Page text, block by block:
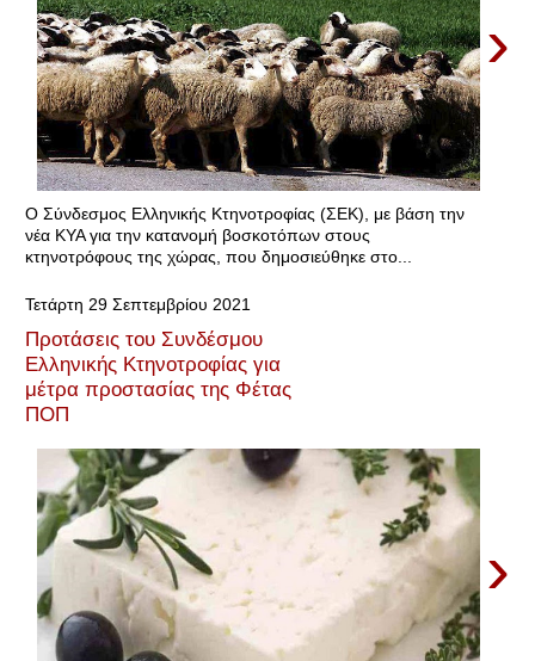
›
Ο Σύνδεσμος Ελληνικής Κτηνοτροφίας (ΣΕΚ), με βάση την
νέα ΚΥΑ για την κατανομή βοσκοτόπων στους
κτηνοτρόφους της χώρας, που δημοσιεύθηκε στο...
Τετάρτη 29 Σεπτεμβρίου 2021
Προτάσεις του Συνδέσμου
Ελληνικής Κτηνοτροφίας για
μέτρα προστασίας της Φέτας
ΠΟΠ
›